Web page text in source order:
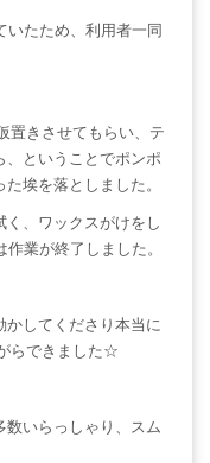
いたため、利用者一同
置きさせてもらい、テ
ということでポンポ
埃を落としました。
、ワックスがけをし
業が終了しました。
してくださり本当に
らできました☆
いらっしゃり、スム